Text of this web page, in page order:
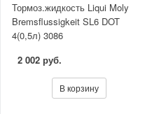
Тормоз.жидкость Liqui Moly
Bremsflussigkeit SL6 DOT
4(0,5л) 3086
2 002 руб.
В корзину